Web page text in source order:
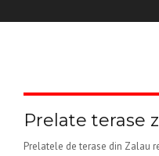
Prelate terase
Prelatele de terase din Zalau